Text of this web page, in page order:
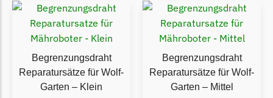
Begrenzungsdraht
Ecovacs
Einhell
Begrenzungsdraht
Reparatursätze für Wolf-
Garten – Klein
Begrenzungsdraht
Reparatursätze für Wolf-
Garten – Mittel